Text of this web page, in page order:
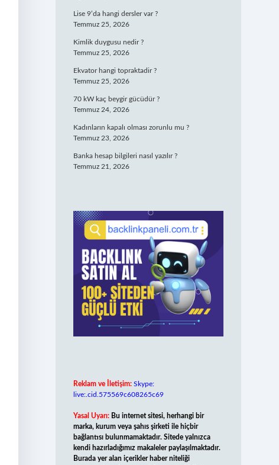
Lise 9’da hangi dersler var ?
Temmuz 25, 2026
Kimlik duygusu nedir ?
Temmuz 25, 2026
Ekvator hangi topraktadir ?
Temmuz 25, 2026
70 kW kaç beygir gücüdür ?
Temmuz 24, 2026
Kadınların kapalı olması zorunlu mu ?
Temmuz 23, 2026
Banka hesap bilgileri nasıl yazılır ?
Temmuz 21, 2026
Reklam ve İletişim: Skype:
live:.cid.575569c608265c69
Yasal Uyarı: Bu internet sitesi, herhangi bir
marka, kurum veya şahıs şirketi ile hiçbir
bağlantısı bulunmamaktadır. Sitede yalnızca
kendi hazırladığımız makaleler paylaşılmaktadır.
Burada yer alan içerikler haber niteliği